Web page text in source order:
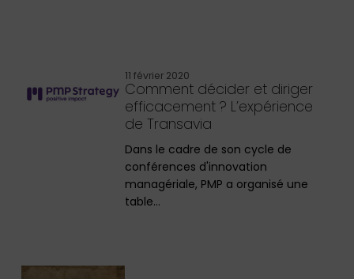
11 février 2020
Comment décider et diriger
efficacement ? L’expérience
de Transavia
Dans le cadre de son cycle de
conférences d'innovation
managériale, PMP a organisé une
table…